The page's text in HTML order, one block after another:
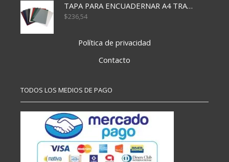
TAPA PARA ENCUADERNAR A4 TRANSP x50x500
$236,54
Política de privacidad
Contacto
TODOS LOS MEDIOS DE PAGO